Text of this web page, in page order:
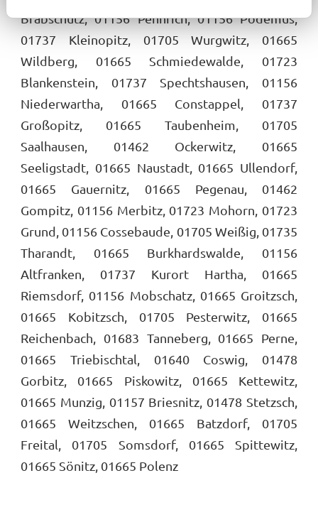
Brabschütz, 01156 Pennrich, 01156 Podemus,
01737 Kleinopitz, 01705 Wurgwitz, 01665
Wildberg, 01665 Schmiedewalde, 01723
Blankenstein, 01737 Spechtshausen, 01156
Niederwartha, 01665 Constappel, 01737
Großopitz, 01665 Taubenheim, 01705
Saalhausen, 01462 Ockerwitz, 01665
Seeligstadt, 01665 Naustadt, 01665 Ullendorf,
01665 Gauernitz, 01665 Pegenau, 01462
Gompitz, 01156 Merbitz, 01723 Mohorn, 01723
Grund, 01156 Cossebaude, 01705 Weißig, 01735
Tharandt, 01665 Burkhardswalde, 01156
Altfranken, 01737 Kurort Hartha, 01665
Riemsdorf, 01156 Mobschatz, 01665 Groitzsch,
01665 Kobitzsch, 01705 Pesterwitz, 01665
Reichenbach, 01683 Tanneberg, 01665 Perne,
01665 Triebischtal, 01640 Coswig, 01478
Gorbitz, 01665 Piskowitz, 01665 Kettewitz,
01665 Munzig, 01157 Briesnitz, 01478 Stetzsch,
01665 Weitzschen, 01665 Batzdorf, 01705
Freital, 01705 Somsdorf, 01665 Spittewitz,
01665 Sönitz, 01665 Polenz